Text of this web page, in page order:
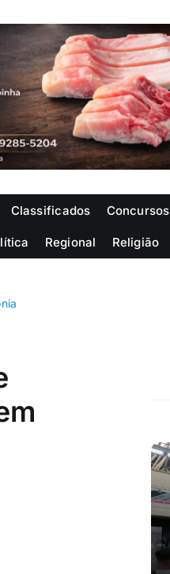
Classificados Concursos
Regional Religião